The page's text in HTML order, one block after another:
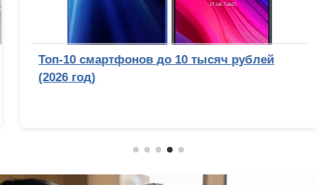
Топ-10 смартфонов до 10 тысяч рублей
(2026 год)